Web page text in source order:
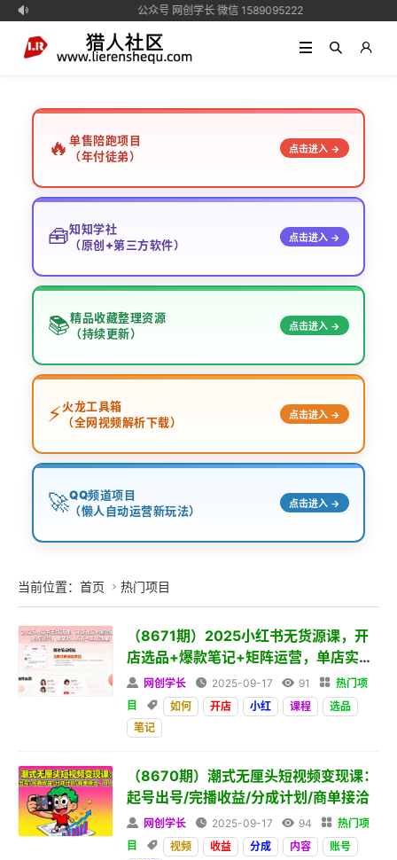
 公众号 网创学长 微信 1589095222
🔥 单售陪跑项目
（年付徒弟）
点击进入 →
🧰知知学社
（原创+第三方软件）
点击进入 →
📚精品收藏整理资源
（持续更新）
点击进入 →
⚡火龙工具箱
（全网视频解析下载）
点击进入 →
🚀QQ频道项目
（懒人自动运营新玩法）
点击进入 →
当前位置： 首页  热门项目
（8671期）2025小红书无货源课，开
店选品+爆款笔记+矩阵运营，单店实战
效果
 网创学长  2025-09-17  91  热门项
目
 如何 开店 小红 课程
选品
笔记
（8670期）潮式无厘头短视频变现课：
起号出号/完播收益/分成计划/商单接洽
 网创学长  2025-09-17  94  热门项
目
 视频 收益 分成 内容
账号